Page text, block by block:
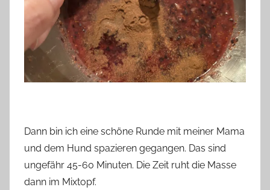
Dann bin ich eine schöne Runde mit meiner Mama
und dem Hund spazieren gegangen. Das sind
ungefähr 45-60 Minuten. Die Zeit ruht die Masse
dann im Mixtopf.